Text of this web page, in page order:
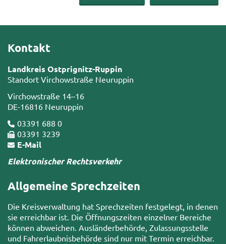
Kontakt
Landkreis Ostprignitz-Ruppin
Standort Virchowstraße Neuruppin
Virchowstraße 14–16
DE-16816 Neuruppin
03391 688 0
03391 3239
E-Mail
Elektronischer Rechtsverkehr
Allgemeine Sprechzeiten
Die Kreisverwaltung hat Sprechzeiten festgelegt, in denen
sie erreichbar ist. Die Öffnungszeiten einzelner Bereiche
können abweichen. Ausländerbehörde, Zulassungsstelle
und Fahrerlaubnisbehörde sind nur mit Termin erreichbar.